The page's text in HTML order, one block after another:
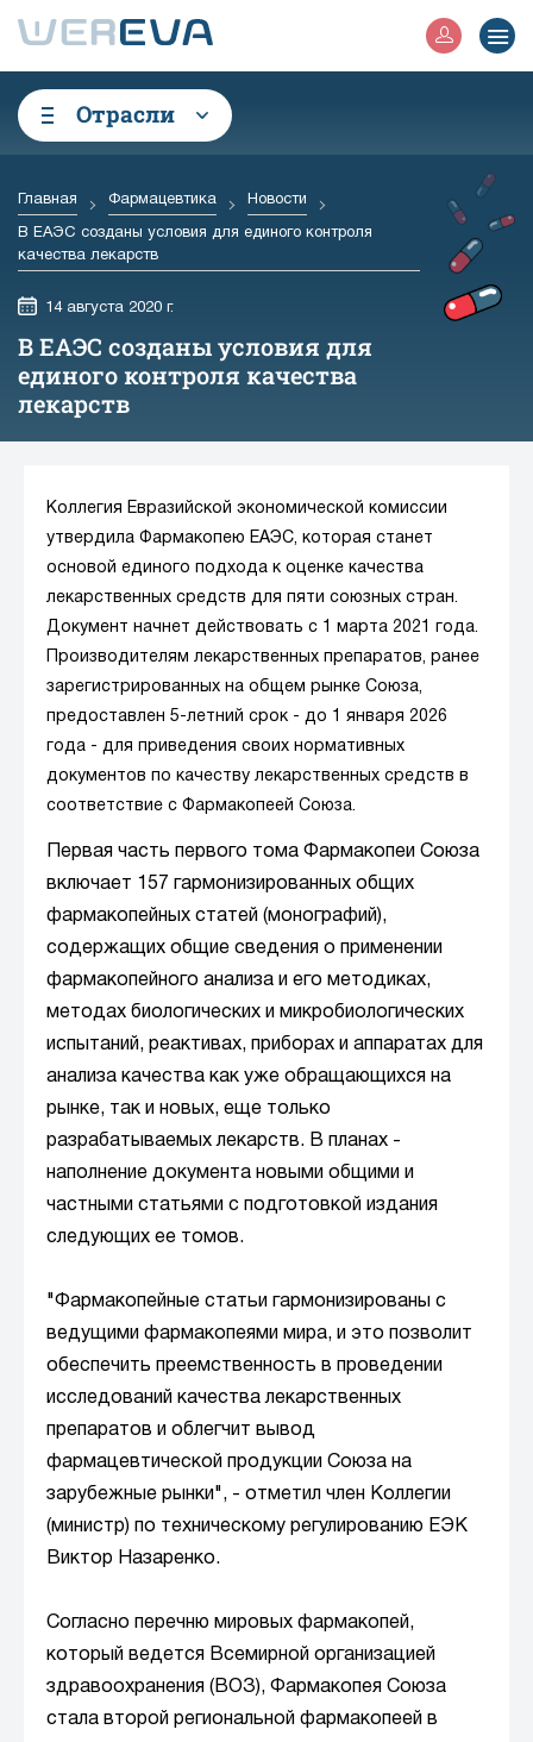
Отрасли
Главная Фармацевтика Новости
В ЕАЭС созданы условия для единого контроля
качества лекарств
14 августа 2020 г.
В ЕАЭС созданы условия для
единого контроля качества
лекарств
Коллегия Евразийской экономической комиссии
утвердила Фармакопею ЕАЭС, которая станет
основой единого подхода к оценке качества
лекарственных средств для пяти союзных стран.
Документ начнет действовать с 1 марта 2021 года.
Производителям лекарственных препаратов, ранее
зарегистрированных на общем рынке Союза,
предоставлен 5-летний срок - до 1 января 2026
года - для приведения своих нормативных
документов по качеству лекарственных средств в
соответствие с Фармакопеей Союза.
Первая часть первого тома Фармакопеи Союза
включает 157 гармонизированных общих
фармакопейных статей (монографий),
содержащих общие сведения о применении
фармакопейного анализа и его методиках,
методах биологических и микробиологических
испытаний, реактивах, приборах и аппаратах для
анализа качества как уже обращающихся на
рынке, так и новых, еще только
разрабатываемых лекарств. В планах -
наполнение документа новыми общими и
частными статьями с подготовкой издания
следующих ее томов.
"Фармакопейные статьи гармонизированы с
ведущими фармакопеями мира, и это позволит
обеспечить преемственность в проведении
исследований качества лекарственных
препаратов и облегчит вывод
фармацевтической продукции Союза на
зарубежные рынки", - отметил член Коллегии
(министр) по техническому регулированию ЕЭК
Виктор Назаренко.
Согласно перечню мировых фармакопей,
который ведется Всемирной организацией
здравоохранения (ВОЗ), Фармакопея Союза
стала второй региональной фармакопеей в